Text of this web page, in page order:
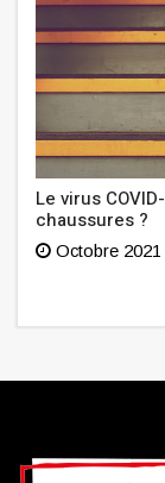
Le virus
chaussures ?
Octobre 2021